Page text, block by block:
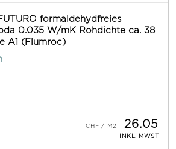
formaldehydfreies
0.035 W/mK Rohdichte ca. 38
A1 (Flumroc)
26.05
INKL. MWST